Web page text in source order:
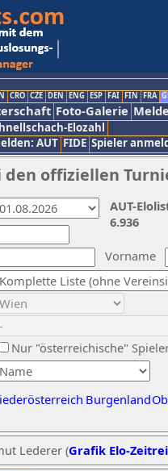
CRO CZE DEN ENG ESP FAI FIN FRA
Foto-Galerie
Elozahl
AUT FIDE Spieler
offiziellen
Vorname
Nur "österreichische"
Burgenland
AUT-
6.936
Lederer (Grafik Elo-